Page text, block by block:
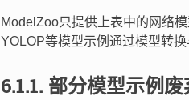
ModelZoo只提供上表中的网络
YOLOP等模型示例通过模型转
6.1.1. 部分模型示例废